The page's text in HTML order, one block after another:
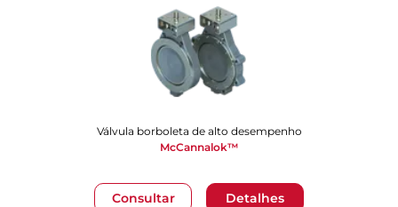
Consultar Detalhes
Válvula borboleta de alto desempenho
McCannalok™